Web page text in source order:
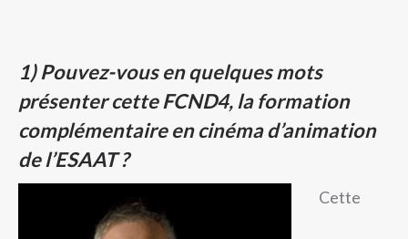
1) Pouvez-vous en quelques mots
présenter cette FCND4, la formation
complémentaire en cinéma d’animation
de l’ESAAT ?
Cette